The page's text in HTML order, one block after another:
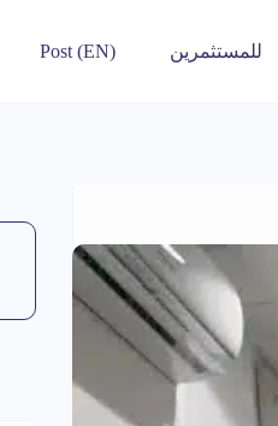
للمستثمرين Post (EN)